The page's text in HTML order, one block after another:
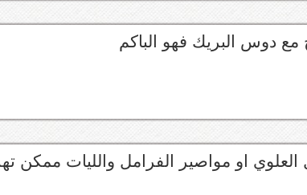
دوس البريك فهو الباكم
العلوي او مواصير الفرامل والليات ممكن